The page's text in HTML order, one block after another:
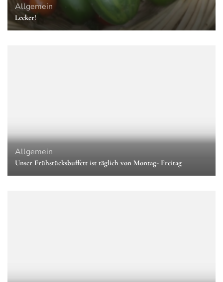
Allgemein
Lecker!
Allgemein
Unser Frühstücksbuffett ist täglich von Montag- Freitag